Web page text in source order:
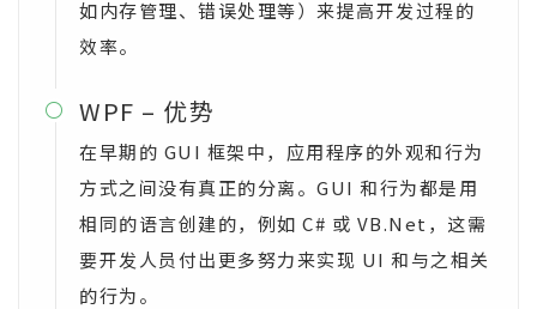
如内存管理、错误处理等）来提高开发过程的
效率。
 WPF – 优势
在早期的 GUI 框架中，应用程序的外观和行为
方式之间没有真正的分离。GUI 和行为都是用
相同的语言创建的，例如 C# 或 VB.Net，这需
要开发人员付出更多努力来实现 UI 和与之相关
的行为。